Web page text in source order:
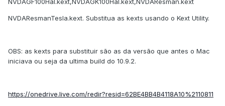
NVDAResmanTesla.kext. Substitua as kexts usando o Kext Utility.
OBS: as kexts para substituir são as da versão que antes o Mac
iniciava ou seja da ultima build do 10.9.2.
https://onedrive.live.com/redir?resid=62BE4BB4B4118A10%2110811